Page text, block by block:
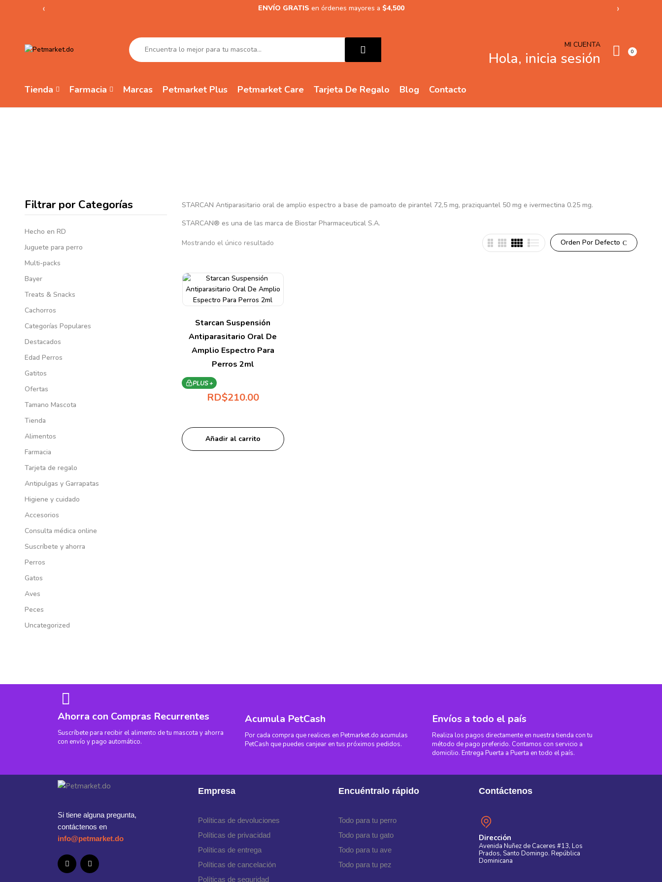
‹ ENVÍO GRATIS en órdenes mayores a $4,500 ›
MI CUENTA
Hola, inicia sesión 0
Tienda Farmacia Marcas Petmarket Plus Petmarket Care Tarjeta De Regalo Blog Contacto
Filtrar por Categorías
Hecho en RD
Juguete para perro
Multi-packs
Bayer
Treats & Snacks
Cachorros
Categorías Populares
Destacados
Edad Perros
Gatitos
Ofertas
Tamano Mascota
Tienda
Alimentos
Farmacia
Tarjeta de regalo
Antipulgas y Garrapatas
Higiene y cuidado
Accesorios
Consulta médica online
Suscríbete y ahorra
Perros
Gatos
Aves
Peces
Uncategorized
STARCAN Antiparasitario oral de amplio espectro a base de pamoato de pirantel 72,5 mg, praziquantel 50 mg e ivermectina 0.25 mg.
STARCAN® es una de las marca de Biostar Pharmaceutical S.A.
Orden Por Defecto
Mostrando el único resultado
Starcan Suspensión
Antiparasitario Oral De
Amplio Espectro Para
Perros 2ml
PLUS +
RD$210.00
Añadir al carrito
Ahorra con Compras Recurrentes
Suscríbete para recibir el alimento de tu mascota y ahorra
con envío y pago automático.
Acumula PetCash
Por cada compra que realices en Petmarket.do acumulas
PetCash que puedes canjear en tus próximos pedidos.
Envíos a todo el país
Realiza los pagos directamente en nuestra tienda con tu
método de pago preferido. Contamos con servicio a
domicilio. Entrega Puerta a Puerta en todo el país.
Si tiene alguna pregunta,
contáctenos en
info@petmarket.do
Empresa
Políticas de devoluciones
Políticas de privacidad
Políticas de entrega
Políticas de cancelación
Políticas de seguridad
Encuéntralo rápido
Todo para tu perro
Todo para tu gato
Todo para tu ave
Todo para tu pez
Contáctenos
Dirección
Avenida Nuñez de Caceres #13, Los
Prados, Santo Domingo. República
Dominicana